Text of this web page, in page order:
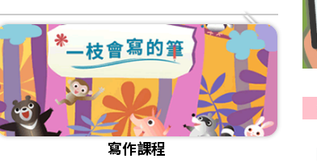
寫作課程
[課程]115年寫作秋季班招生